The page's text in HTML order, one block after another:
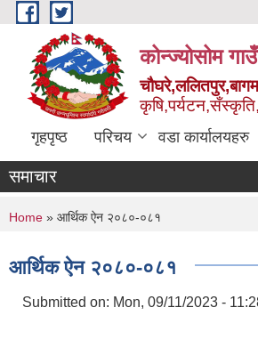
Skip to main content
कोन्ज्योसोम
गृहपृष्ठ परिचय वडा कार्यालयहरु
समाचार
You are here
Home » आर्थिक ऐन २०८०-०८१
आर्थिक ऐन २०८०-०८१
Submitted on: Mon, 09/11/2023 -